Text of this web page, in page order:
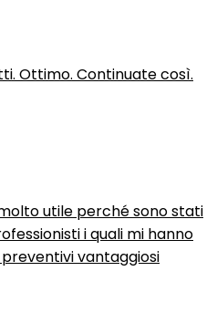
Ottimo. Continuate così.
utile perché sono stati
i quali mi hanno
vantaggiosi